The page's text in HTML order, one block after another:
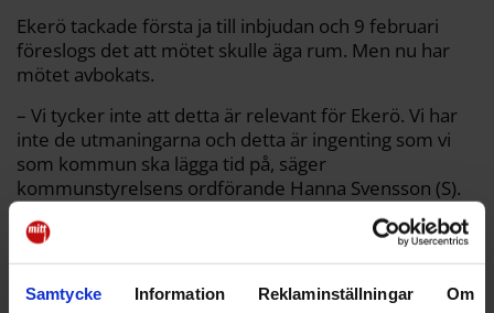
Samtycke Information Reklaminställningar Om
Ekerö tackade första ja till inbjudan och 9 februari
föreslogs det att mötet skulle äga rum. Men nu har
mötet avbokats.
– Vi tycker inte att detta är relevant för Ekerö. Vi har
inte de utmaningarna och detta är ingenting som vi
som kommun ska lägga tid på, säger
kommunstyrelsens ordförande Hanna Svensson (S).